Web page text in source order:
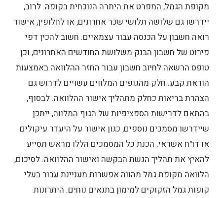
מקופת הגמל, המפרט את היתרה הנוכחית בקופה. לרוב,
יידרשו גם שלושה תלושי שכר אחרונים, או לחלופין, אישור
רואה חשבון על הכנסה עבור עצמאיים. חשוב להכין דפי
פירוט של חשבון הבנק משלושת החודשים האחרונים, וכן
טופס הרשאה לחיוב חשבון עבור החזר ההלוואה באמצעות
הוראת קבע. חלק מהגופים המלווים עשויים לדרוש גם
הצהרת בריאות כחלק מתהליך אישור ההלוואה. לבסוף,
בהתאם לדרישות הספציפיות של הגוף המלווה, ייתכן
שיידרשו מסמכים נוספים, כגון אישור על היעדר עיקולים
או דו"ח אשראי. הכנת כל המסמכים הללו מראש תסייע
להאיץ את תהליך הגשת הבקשה ואישור ההלוואה. לסיכום,
הלוואה מקופת גמל מהווה אפשרות מעניינת עבור בעלי
קופות גמל הזקוקים למימון בתנאים נוחים. היתרונות